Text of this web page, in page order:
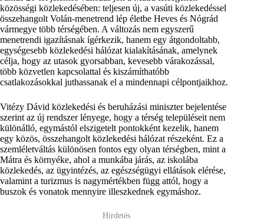
közösségi közlekedésében: teljesen új, a vasúti közlekedéssel
összehangolt Volán-menetrend lép életbe Heves és Nógrád
vármegye több térségében. A változás nem egyszerű
menetrendi igazításnak ígérkezik, hanem egy átgondoltabb,
egységesebb közlekedési hálózat kialakításának, amelynek
célja, hogy az utasok gyorsabban, kevesebb várakozással,
több közvetlen kapcsolattal és kiszámíthatóbb
csatlakozásokkal juthassanak el a mindennapi célpontjaikhoz.
Vitézy Dávid közlekedési és beruházási miniszter bejelentése
szerint az új rendszer lényege, hogy a térség településeit nem
különálló, egymástól elszigetelt pontokként kezelik, hanem
egy közös, összehangolt közlekedési hálózat részeként. Ez a
szemléletváltás különösen fontos egy olyan térségben, mint a
Mátra és környéke, ahol a munkába járás, az iskolába
közlekedés, az ügyintézés, az egészségügyi ellátások elérése,
valamint a turizmus is nagymértékben függ attól, hogy a
buszok és vonatok mennyire illeszkednek egymáshoz.
Hirdetés